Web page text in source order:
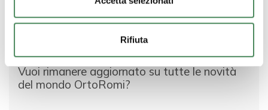
Rifiuta
Vuoi rimanere aggiornato su tutte le novità
del mondo OrtoRomi?